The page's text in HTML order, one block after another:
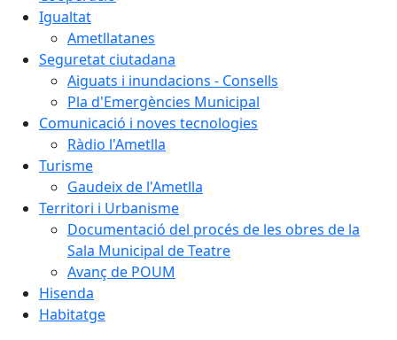
Igualtat
Ametllatanes
Seguretat ciutadana
Aiguats i inundacions - Consells
Pla d'Emergències Municipal
Comunicació i noves tecnologies
Ràdio l'Ametlla
Turisme
Gaudeix de l'Ametlla
Territori i Urbanisme
Documentació del procés de les obres de la
Sala Municipal de Teatre
Avanç de POUM
Hisenda
Habitatge